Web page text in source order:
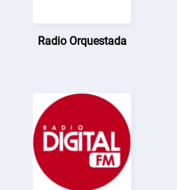
Radio Orquestada